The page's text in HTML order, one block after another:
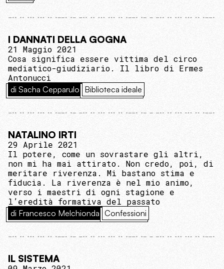
I DANNATI DELLA GOGNA
21 Maggio 2021
Cosa significa essere vittima del circo
mediatico-giudiziario. Il libro di Ermes
Antonucci
di Sacha Cepparulo Biblioteca ideale
NATALINO IRTI
29 Aprile 2021
Il potere, come un sovrastare gli altri,
non mi ha mai attirato. Non credo, poi, di
meritare riverenza. Mi bastano stima e
fiducia. La riverenza è nel mio animo,
verso i maestri di ogni stagione e
l’eredità formativa del passato
di Francesco Melchionda Confessioni
IL SISTEMA